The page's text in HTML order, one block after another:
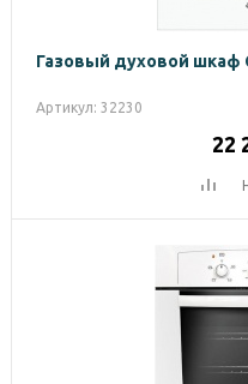
Газовый духовой шкаф
Артикул: 32230
22